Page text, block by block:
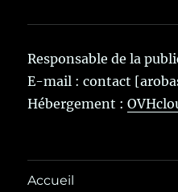
Responsable de la
E-mail : contact
Hébergement :
Accueil